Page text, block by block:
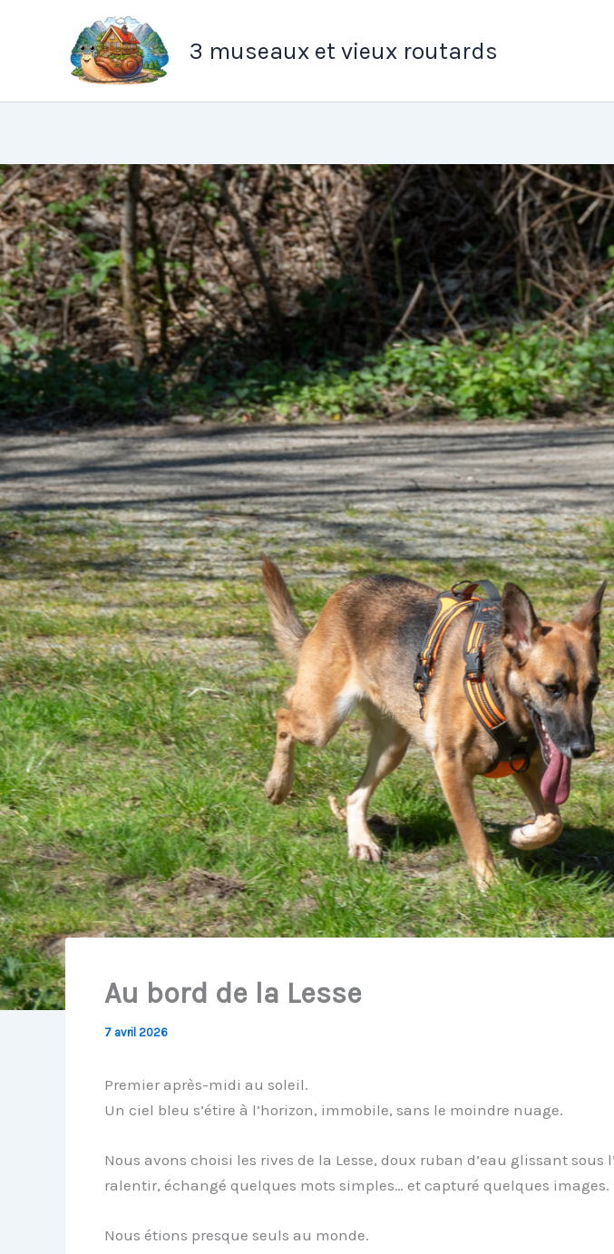
3 museaux et vieux routards
Au bord de la Lesse
7 avril 2026
Premier après-midi au soleil.
Un ciel bleu s’étire à l’horizon, immobile, sans le moindre nuage.
Nous avons choisi les rives de la Lesse, doux ruban d’eau glissant
ralentir, échangé quelques mots simples… et capturé quelques images.
Nous étions presque seuls au monde.